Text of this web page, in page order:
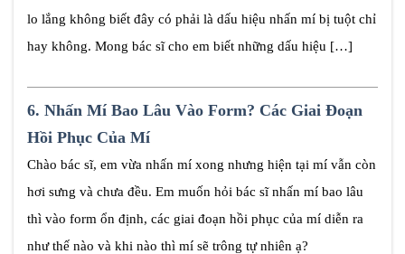
lo lắng không biết đây có phải là dấu hiệu nhấn mí bị tuột chỉ
hay không. Mong bác sĩ cho em biết những dấu hiệu […]
6. Nhấn Mí Bao Lâu Vào Form? Các Giai Đoạn
Hồi Phục Của Mí
Chào bác sĩ, em vừa nhấn mí xong nhưng hiện tại mí vẫn còn
hơi sưng và chưa đều. Em muốn hỏi bác sĩ nhấn mí bao lâu
thì vào form ổn định, các giai đoạn hồi phục của mí diễn ra
như thế nào và khi nào thì mí sẽ trông tự nhiên ạ?